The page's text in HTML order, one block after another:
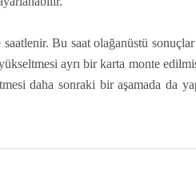
Bu saat olağanüstü
ayrı bir karta monte
daha sonraki bir aşamada